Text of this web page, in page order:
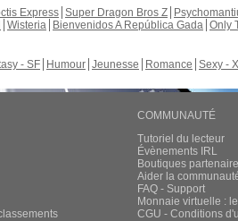
Express Super Dragon Bros Z
Wisteria Bienvenidos A República Gada Only
- SF Humour Jeunesse Romance Sexy -
COMMUNAUTÉ
Tutoriel du lecteur
Évènements IRL
Boutiques
Aider la
FAQ - Support
Monnaie virtuelle :
CGU - Conditions